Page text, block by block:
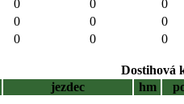
0 0
0
0 0
0
0 0 0
Dostihová
jezdec hm